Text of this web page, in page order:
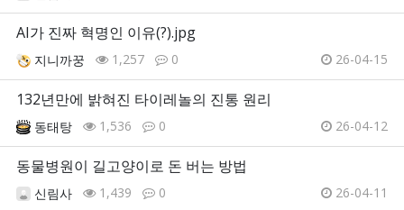
AI가 진짜 혁명인 이유(?).jpg
지니까꿍 1,257 0 26-04-15
132년만에 밝혀진 타이레놀의 진통 원리
동태탕 1,536 0 26-04-12
동물병원이 길고양이로 돈 버는 방법
신림사 1,439 0 26-04-11